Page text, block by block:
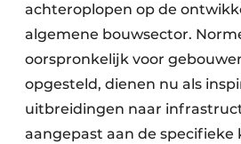
achteroplopen op de
algemene bouwsector.
oorspronkelijk voor
opgesteld, dienen nu als
uitbreidingen naar
aangepast aan de specifieke